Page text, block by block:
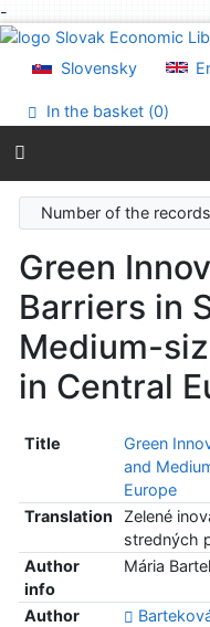
-
Go to content
Accessibility
Slovensky
In the basket (0)
Number of the
Green
Barriers in
Medium-
in Central
Title
Green
and
Europe
Translation
Zelené
stredných
Author
info
Mária
Author